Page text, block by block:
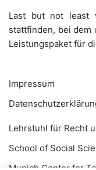
Last but not least
stattfinden, bei
Leistungspaket für
Impressum
Lehrstuhl für Recht
School of Social